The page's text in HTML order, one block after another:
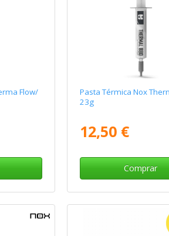
Flow/
Pasta Térmica Nox
23g
12,50 €
Comprar